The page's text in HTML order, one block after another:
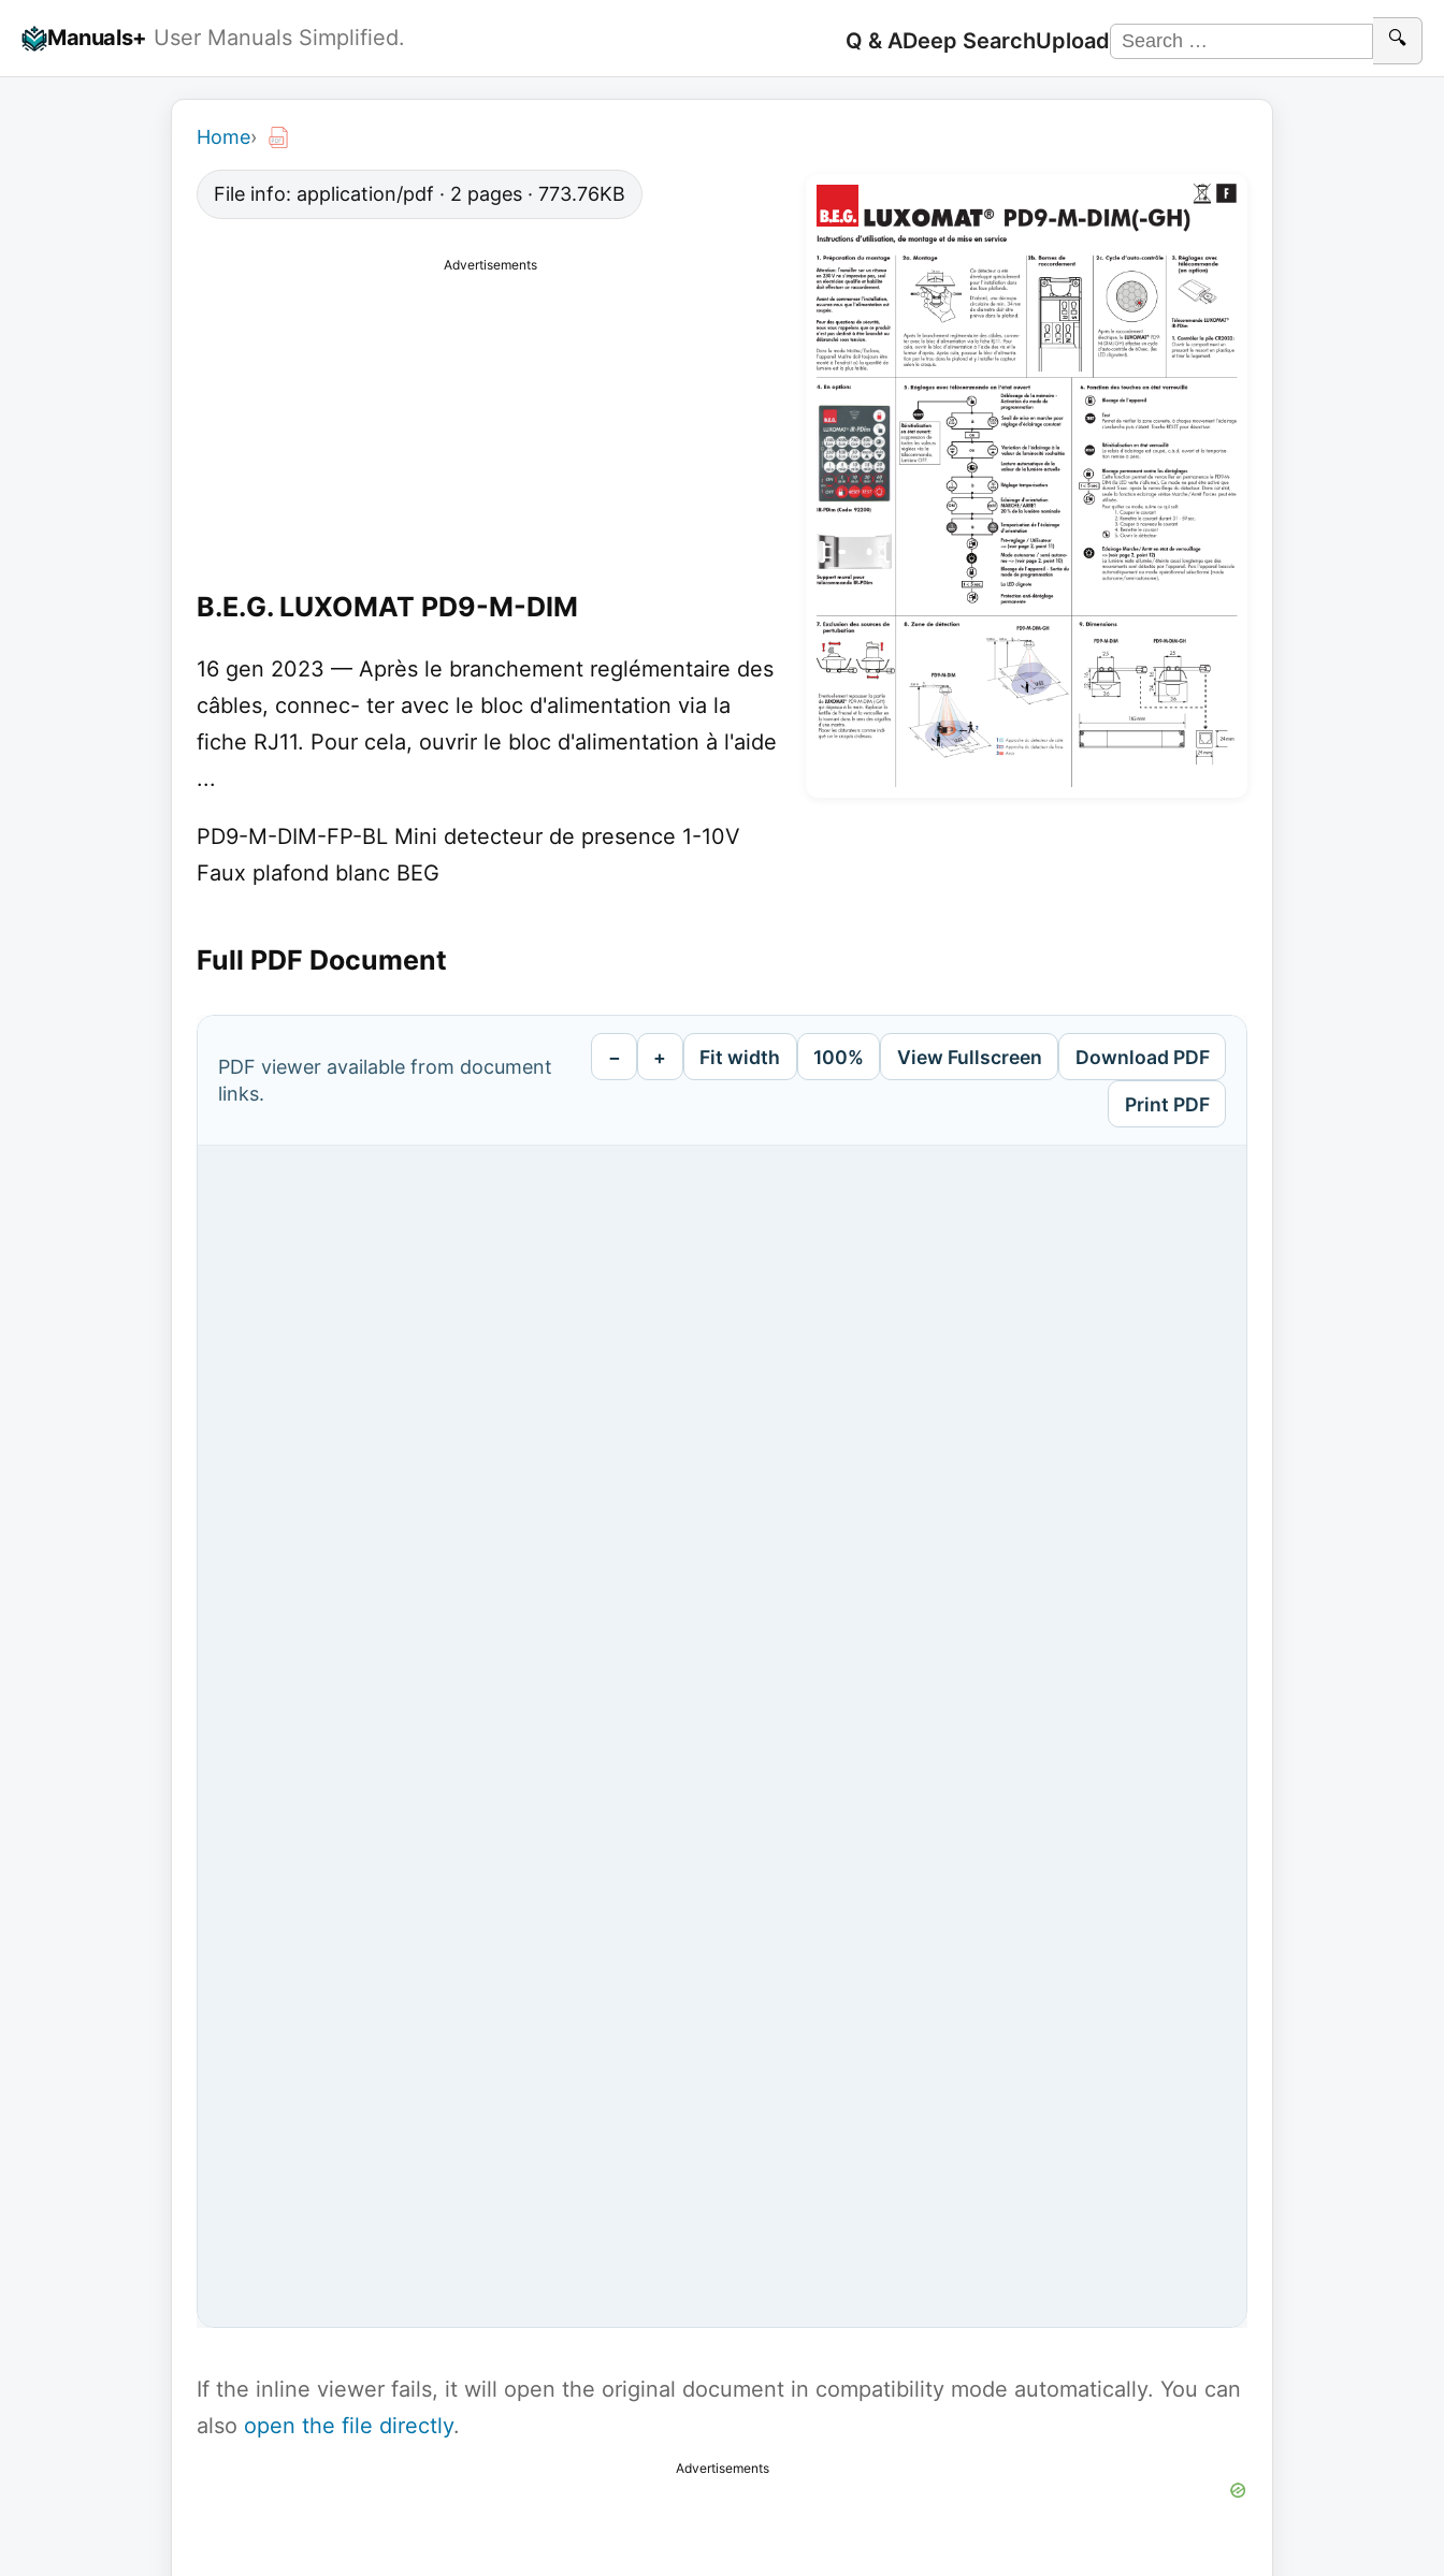
Manuals+ User Manuals Simplified. Q & ADeep SearchUpload
Search
for:
🔍
Home›
File info: application/pdf · 2 pages · 773.76KB
Advertisements
B.E.G. LUXOMAT PD9-M-DIM
16 gen 2023 — Après le branchement reglémentaire des
câbles, connec- ter avec le bloc d'alimentation via la
fiche RJ11. Pour cela, ouvrir le bloc d'alimentation à l'aide
...
PD9-M-DIM-FP-BL Mini detecteur de presence 1-10V
Faux plafond blanc BEG
Full PDF Document
PDF viewer available from document
links.
− + Fit width 100% View Fullscreen Download PDF
Print PDF
If the inline viewer fails, it will open the original document in compatibility mode automatically. You can
also open the file directly.
Advertisements